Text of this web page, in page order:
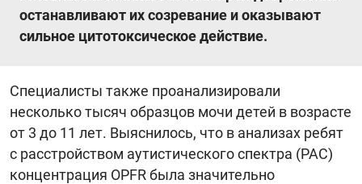
останавливают их созревание и оказывают
сильное цитотоксическое действие.
Специалисты также проанализировали
несколько тысяч образцов мочи детей в возрасте
от 3 до 11 лет. Выяснилось, что в анализах ребят
с расстройством аутистического спектра (РАС)
концентрация OPFR была значительно